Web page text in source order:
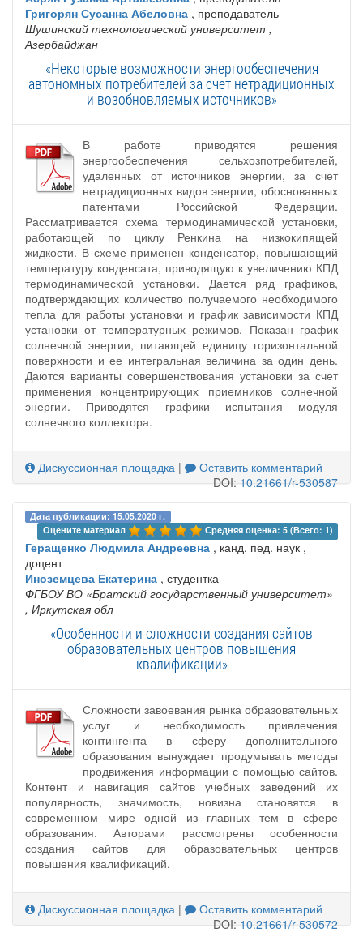
Григорян Сусанна Абеловна , преподаватель
Шушинский технологический университет ,
Азербайджан
«Некоторые возможности энергообеспечения
автономных потребителей за счет нетрадиционных
и возобновляемых источников»
В работе приводятся решения
энергообеспечения сельхозпотребителей,
удаленных от источников энергии, за счет
нетрадиционных видов энергии, обоснованных
патентами Российской Федерации.
Рассматривается схема термодинамической установки,
работающей по циклу Ренкина на низкокипящей
жидкости. В схеме применен конденсатор, повышающий
температуру конденсата, приводящую к увеличению КПД
термодинамической установки. Дается ряд графиков,
подтверждающих количество получаемого необходимого
тепла для работы установки и график зависимости КПД
установки от температурных режимов. Показан график
солнечной энергии, питающей единицу горизонтальной
поверхности и ее интегральная величина за один день.
Даются варианты совершенствования установки за счет
применения концентрирующих приемников солнечной
энергии. Приводятся графики испытания модуля
солнечного коллектора.
Дискуссионная площадка |
Оставить комментарий
DOI:10.21661/r-530587
Дата публикации: 15.05.2020 г.
Оцените материал
Средняя оценка: 5 (Всего: 1)
Геращенко Людмила Андреевна , канд. пед. наук ,
доцент
Иноземцева Екатерина , студентка
ФГБОУ ВО «Братский государственный университет»
, Иркутская обл
«Особенности и сложности создания сайтов
образовательных центров повышения
квалификации»
Сложности завоевания рынка образовательных
услуг и необходимость привлечения
контингента в сферу дополнительного
образования вынуждает продумывать методы
продвижения информации с помощью сайтов.
Контент и навигация сайтов учебных заведений их
популярность, значимость, новизна становятся в
современном мире одной из главных тем в сфере
образования. Авторами рассмотрены особенности
создания сайтов для образовательных центров
повышения квалификаций.
Дискуссионная площадка |
Оставить комментарий
DOI:10.21661/r-530572